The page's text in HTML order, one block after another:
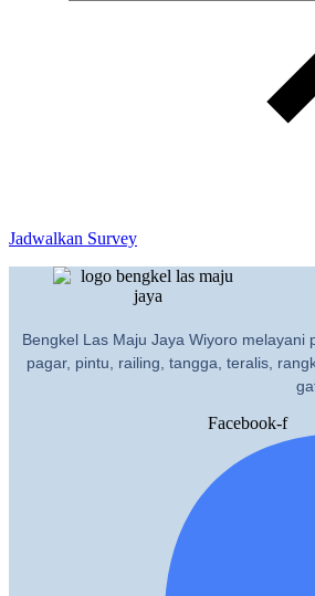
Jadwalkan Survey
Bengkel Las Maju Jaya Wiyoro
pagar, pintu, railing, tangga, teralis,
Facebook-f